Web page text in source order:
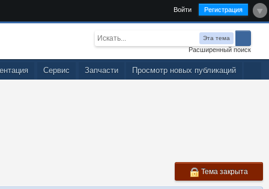
Войти Регистрация
Эта тема
Расширенный поиск
Просмотр новых публикаций
Запчасти
Сервис
Тема закрыта